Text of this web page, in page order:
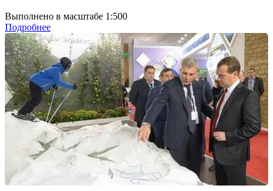
Выполнено в масштабе 1:500
Подробнее